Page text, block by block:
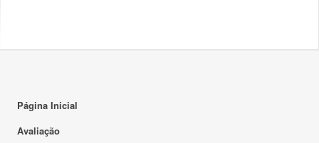
Página Inicial
Avaliação